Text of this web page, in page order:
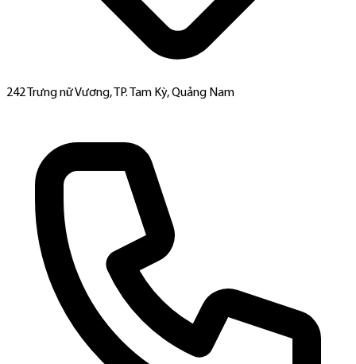
242 Trưng nữ Vương, TP. Tam Kỳ, Quảng Nam